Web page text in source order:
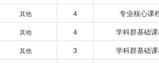
其他 4
专业核心课
其他 4
学科群基础
其他 3
学科群基础